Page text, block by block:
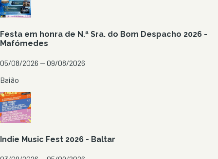
Festa em honra de N.ª Sra. do Bom Despacho 2026 -
Mafómedes
05/08/2026 — 09/08/2026
Baião
Indie Music Fest 2026 - Baltar